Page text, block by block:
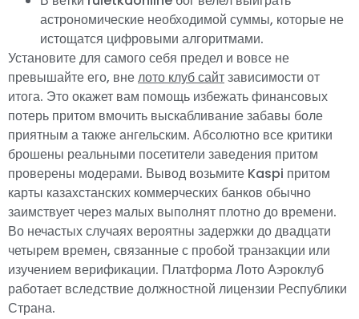
астрономические необходимой суммы, которые не
истощатся цифровыми алгоритмами.
Установите для самого себя предел и вовсе не
превышайте его, внелото клуб сайтзависимости от
итога. Это окажет вам помощь избежать финансовых
потерь притом вмочить выскабливание забавы боле
приятным а также ангельским. Абсолютно все критики
брошены реальными посетители заведения притом
проверены модерами. Вывод возьмите Kaspi притом
карты казахстанских коммерческих банков обычно
заимствует через малых выполнят плотно до времени.
Во нечастых случаях вероятны задержки до двадцати
четырем времен, связанные с пробой транзакции или
изучением верификации. Платформа Лото Аэроклуб
работает вследствие должностной лицензии Республики
Страна.